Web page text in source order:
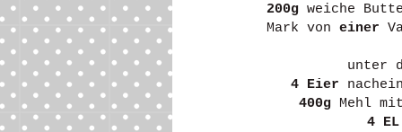
200gweiche
Mark von einer
unter
4 Eier
400gMehl
4 EL